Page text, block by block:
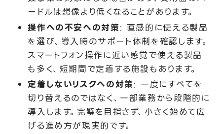
ードルは想像より低くなることがあります。
操作への不安への対策: 直感的に使える製品
を選び、導入時のサポート体制を確認します。
スマートフォン操作に近い感覚で使える製品
も多く、短期間で定着する施設もあります。
定着しないリスクへの対策: 一度にすべてを
切り替えるのではなく、一部業務から段階的に
導入します。完璧を目指さず、小さく始めて広
げる進め方が現実的です。